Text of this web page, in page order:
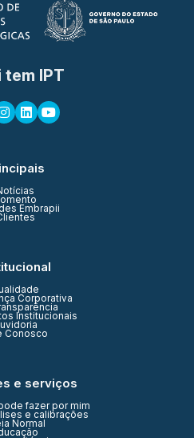
tem IPT
Embrapii
Corporativa
Institucionais
Conosco
e serviços
fazer por mim
e calibrações
Normal